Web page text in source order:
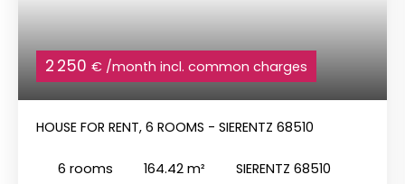
2 250 € /month incl. common charges
HOUSE FOR RENT, 6 ROOMS - SIERENTZ 68510
6 rooms 164.42 m² SIERENTZ 68510